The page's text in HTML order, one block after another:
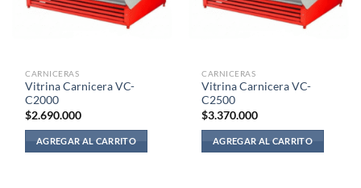
CARNICERAS
Vitrina Carnicera VC-
C2000
$2.690.000
AGREGAR AL CARRITO
CARNICERAS
Vitrina Carnicera VC-
C2500
$3.370.000
AGREGAR AL CARRITO